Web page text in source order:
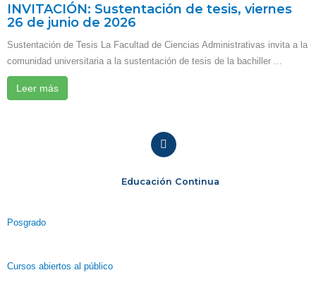
INVITACIÓN: Sustentación de tesis, viernes
26 de junio de 2026
Sustentación de Tesis La Facultad de Ciencias Administrativas invita a la
comunidad universitaria a la sustentación de tesis de la bachiller ...
Leer más
Educación Continua
Posgrado
Cursos abiertos al público